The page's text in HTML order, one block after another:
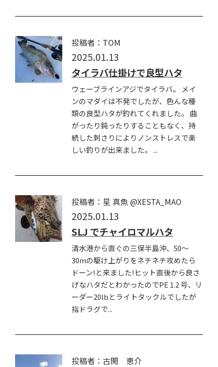
投稿者：TOM
2025.01.13
タイラバ仕掛けで良型ハタ
ウェーブラインアジでタイラバ。 メイ
ンのマダイは不発でしたが、色んな種
類の良型ハタが釣れてくれました。 曲
がったり鈍ったりすることもなく、持
続した刺さりによりノンストレスで楽
しい釣りが出来ました。 ...
投稿者：星 真魚 @XESTA_MAO
2025.01.13
SLJ でチャイロマルハタ
清水港から直ぐの三保半島沖、50～
30mの駆け上がりをネチネチ攻めたら
ドーン!と来ました!ヒット直後から良さ
げなハタだとわかったのでPE 1.2 号、リ
ーダー20lbとライトタックルでしたが
指ドラグで...
投稿者：古閑 恵介